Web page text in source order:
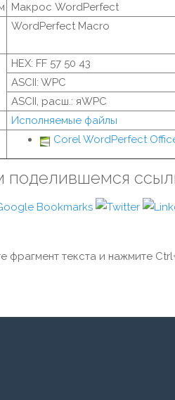
Макрос WordPerfect
WordPerfect Macro
HEX: FF 57 50 43
ASCII: WPC
ASCII, расш.: яWPC
Исполняемые файлы
Corel WordPerfect
поделившемся
фрагмент текста и нажмите